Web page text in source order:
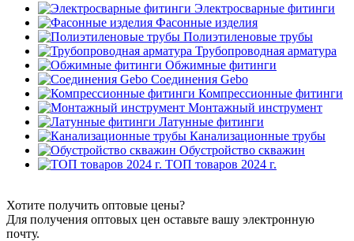
Электросварные фитинги
Фасонные изделия
Полиэтиленовые трубы
Трубопроводная арматура
Обжимные фитинги
Соединения Gebo
Компрессионные фитинги
Монтажный инструмент
Латунные фитинги
Канализационные трубы
Обустройство скважин
ТОП товаров 2024 г.
Хотите получить оптовые цены?
Для получения оптовых цен оставьте вашу электронную
почту.